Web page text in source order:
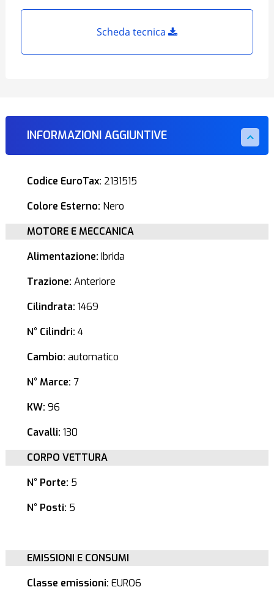
Scheda tecnica
INFORMAZIONI AGGIUNTIVE
Codice EuroTax: 2131515
Colore Esterno: Nero
MOTORE E MECCANICA
Alimentazione: Ibrida
Trazione: Anteriore
Cilindrata: 1469
N° Cilindri: 4
Cambio: automatico
N° Marce: 7
KW: 96
Cavalli: 130
CORPO VETTURA
N° Porte: 5
N° Posti: 5
EMISSIONI E CONSUMI
Classe emissioni: EURO6